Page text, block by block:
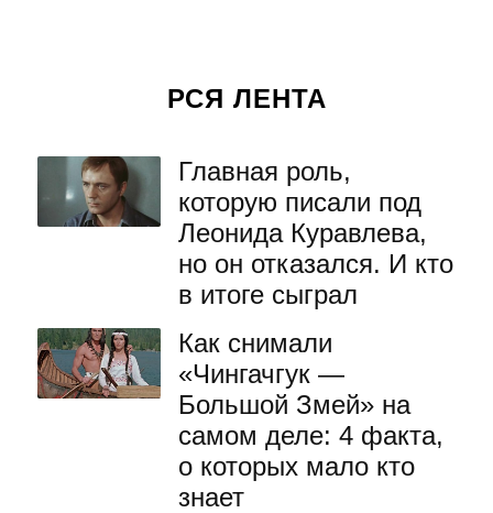
РСЯ ЛЕНТА
Главная роль,
которую писали под
Леонида Куравлева,
но он отказался. И кто
в итоге сыграл
Как снимали
«Чингачгук —
Большой Змей» на
самом деле: 4 факта,
о которых мало кто
знает